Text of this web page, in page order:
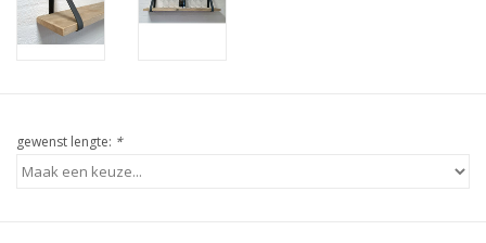
gewenst lengte: *